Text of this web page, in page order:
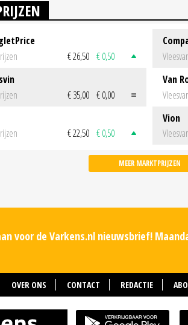
€ 26,50 € 0,50
€ 35,00 € 0,00
€ 22,50 € 0,50
Van
Vion
MEER MARKTPRIJZEN
voor de Varkens.nl nieuwsbrief!
OVER ONS CONTACT REDACTIE